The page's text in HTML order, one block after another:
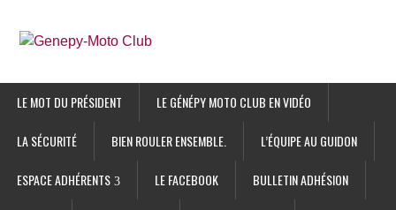
LE MOT DU PRÉSIDENT LE GÉNÉPY MOTO CLUB EN VIDÉO
LA SÉCURITÉ BIEN ROULER ENSEMBLE. L’ÉQUIPE AU GUIDON
ESPACE ADHÉRENTS LE FACEBOOK BULLETIN ADHÉSION